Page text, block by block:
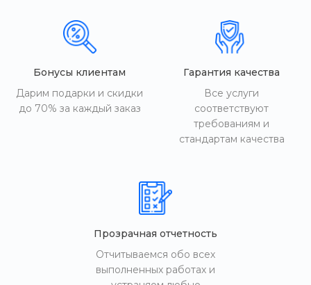
Бонусы клиентам
Дарим подарки и скидки
до 70% за каждый заказ
Гарантия качества
Все услуги
соответствуют
требованиям и
стандартам качества
Прозрачная отчетность
Отчитываемся обо всех
выполненных работах и